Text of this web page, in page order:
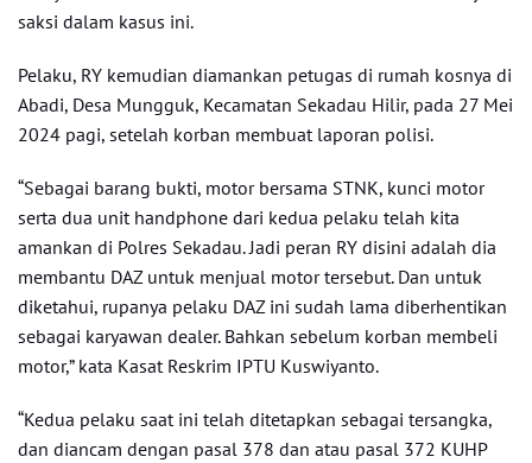
saksi dalam kasus ini.
Pelaku, RY kemudian diamankan petugas di rumah kosnya di
Abadi, Desa Mungguk, Kecamatan Sekadau Hilir, pada 27 Mei
2024 pagi, setelah korban membuat laporan polisi.
“Sebagai barang bukti, motor bersama STNK, kunci motor
serta dua unit handphone dari kedua pelaku telah kita
amankan di Polres Sekadau. Jadi peran RY disini adalah dia
membantu DAZ untuk menjual motor tersebut. Dan untuk
diketahui, rupanya pelaku DAZ ini sudah lama diberhentikan
sebagai karyawan dealer. Bahkan sebelum korban membeli
motor,” kata Kasat Reskrim IPTU Kuswiyanto.
“Kedua pelaku saat ini telah ditetapkan sebagai tersangka,
dan diancam dengan pasal 378 dan atau pasal 372 KUHP